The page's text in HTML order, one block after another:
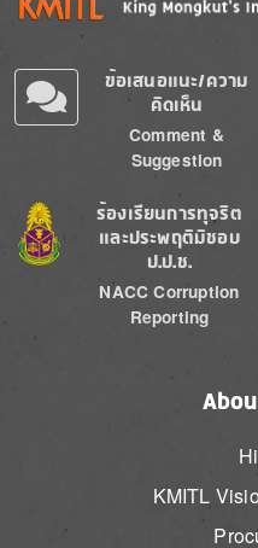
ข้อเสนอแนะ/ความ
คิดเห็น
Comment &
Suggestion
Image
ร้องเรียนการทุจริต
และประพฤติมิชอบ
ป.ป.ช.
NACC Corruption
Reporting
KMITL